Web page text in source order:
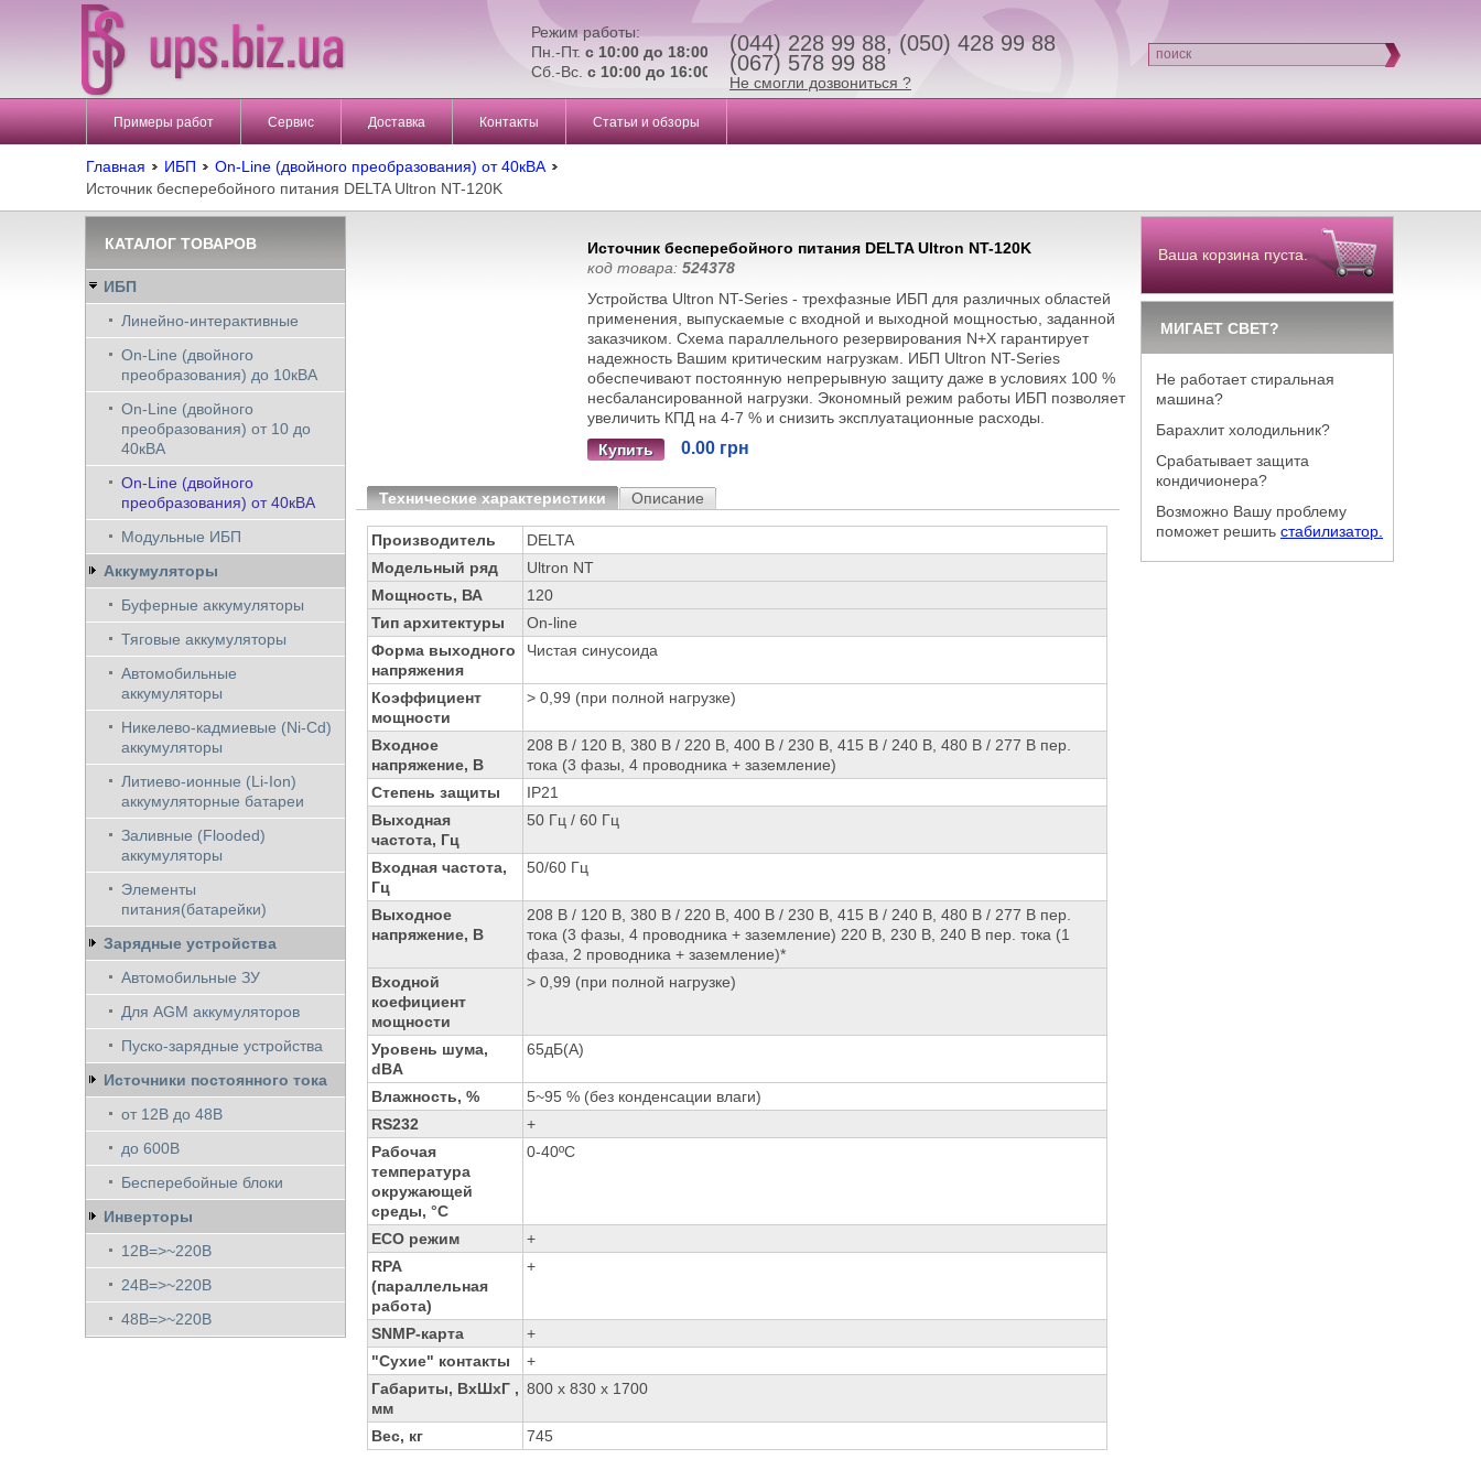
Режим работы:
Пн.-Пт. с 10:00 до 18:00
Сб.-Вс. с 10:00 до 16:00
(044) 228 99 88, (050) 428 99 88
(067) 578 99 88
Не смогли дозвониться ?
поиск
Примеры работ Сервис Доставка Контакты Статьи и обзоры
Главная ИБП
On-Line (двойного преобразования) от 40кВА
Источник бесперебойного питания DELTA Ultron NT-120K
Источник бесперебойного питания DELTA Ultron NT-120K
код товара: 524378
Устройства Ultron NT-Series - трехфазные ИБП для различных областей
применения, выпускаемые с входной и выходной мощностью, заданной
заказчиком. Схема параллельного резервирования N+X гарантирует
надежность Вашим критическим нагрузкам. ИБП Ultron NT-Series
обеспечивают постоянную непрерывную защиту даже в условиях 100 %
несбалансированной нагрузки. Экономный режим работы ИБП позволяет
увеличить КПД на 4-7 % и снизить эксплуатационные расходы.
Купить
0.00 грн
Технические характеристики Описание
Производитель
DELTA
Модельный ряд
Ultron NT
Мощность, ВА
120
Тип архитектуры
On-line
Форма выходного
напряжения
Чистая синусоида
Коэффициент
мощности
> 0,99 (при полной нагрузке)
Входное
напряжение, В
208 В / 120 В, 380 В / 220 В, 400 В / 230 В, 415 В / 240 В, 480 В / 277 В пер.
тока (3 фазы, 4 проводника + заземление)
Степень защиты
IP21
Выходная
частота, Гц
50 Гц / 60 Гц
Входная частота,
Гц
50/60 Гц
Выходное
напряжение, В
208 В / 120 В, 380 В / 220 В, 400 В / 230 В, 415 В / 240 В, 480 В / 277 В пер.
тока (3 фазы, 4 проводника + заземление) 220 В, 230 В, 240 В пер. тока (1
фаза, 2 проводника + заземление)*
Входной
коефициент
мощности
> 0,99 (при полной нагрузке)
Уровень шума,
dBA
65дБ(А)
Влажность, %
5~95 % (без конденсации влаги)
RS232
+
Рабочая
температура
окружающей
среды, °C
0-40ºC
ECO режим
+
RPA
(параллельная
работа)
+
SNMP-карта
+
"Сухие" контакты
+
Габариты, ВхШхГ ,
мм
800 x 830 x 1700
Вес, кг 745
КАТАЛОГ ТОВАРОВ
ИБП
Линейно-интерактивные
On-Line (двойного
преобразования) до 10кВА
On-Line (двойного
преобразования) от 10 до
40кВА
On-Line (двойного
преобразования) от 40кВА
Модульные ИБП
Аккумуляторы
Буферные аккумуляторы
Тяговые аккумуляторы
Автомобильные
аккумуляторы
Никелево-кадмиевые (Ni-Cd)
аккумуляторы
Литиево-ионные (Li-Ion)
аккумуляторные батареи
Заливные (Flooded)
аккумуляторы
Элементы
питания(батарейки)
Зарядные устройства
Автомобильные ЗУ
Для AGM аккумуляторов
Пуско-зарядные устройства
Источники постоянного тока
от 12В до 48В
до 600В
Бесперебойные блоки
Инверторы
12В=>~220В
24В=>~220В
48В=>~220В
Ваша корзина пуста.
МИГАЕТ СВЕТ?
Не работает стиральная
машина?
Барахлит холодильник?
Срабатывает защита
кондичионера?
Возможно Вашу проблему
поможет решить стабилизатор.